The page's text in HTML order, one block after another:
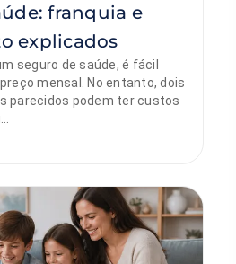
franquia e
explicados
seguro de saúde, é fácil
mensal. No entanto, dois
parecidos podem ter custos